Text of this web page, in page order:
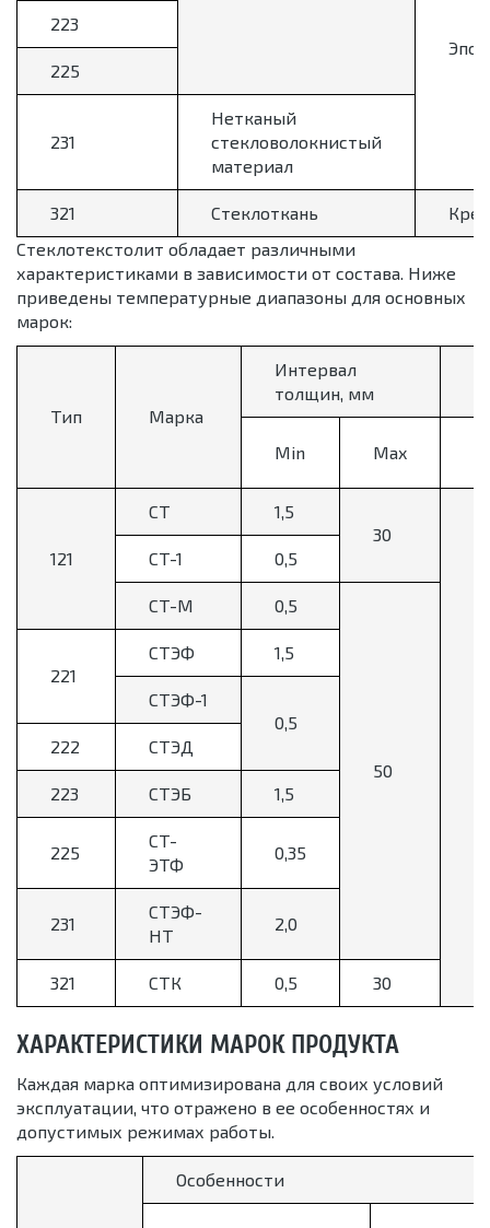
223
225
231
Нетканый
стекловолокнистый
материал
321 Стеклоткань
Стеклотекстолит обладает различными
характеристиками в зависимости от состава. Ниже
приведены температурные диапазоны для основных
марок:
Тип Марка
Интервал
толщин, мм
Min Max
121
СТ
1,5
30
СТ-1 0,5
СТ-М 0,5
50
221
СТЭФ 1,5
СТЭФ-1
0,5
222
СТЭД
223 СТЭБ 1,5
225
СТ-
ЭТФ
0,35
231
СТЭФ-
НТ
2,0
321 СТК 0,5 30
ХАРАКТЕРИСТИКИ МАРОК ПРОДУКТА
Каждая марка оптимизирована для своих условий
эксплуатации, что отражено в ее особенностях и
допустимых режимах работы.
Особенности